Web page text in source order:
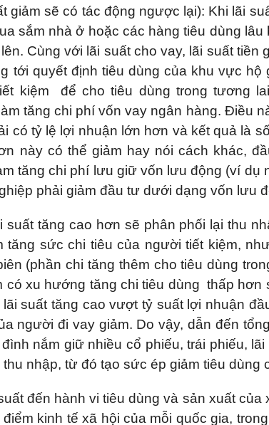
giảm sẽ có tác động ngược lại): Khi lãi
sắm nhà ở hoặc các hàng tiêu dùng lâu
Cùng với lãi suất cho vay, lãi suất tiền
tới quyết định tiêu dùng của khu vực
kiệm để cho tiêu dùng trong tương
tăng chi phí vốn vay ngân hàng. Điều
có tỷ lệ lợi nhuận lớn hơn và kết quả là
này có thể giảm hay nói cách khác,
tăng chi phí lưu giữ vốn lưu động (ví dụ
phải giảm đầu tư dưới dạng vốn lưu
suất tăng cao hơn sẽ phân phối lại thu
sức chi tiêu của người tiết kiệm,
(phần chi tăng thêm cho tiêu dùng
có xu hướng tăng chi tiêu dùng thấp hơn
suất tăng cao vượt tỷ suất lợi nhuận
người đi vay giảm. Do vậy, dẫn đến
nắm giữ nhiều cổ phiếu, trái phiếu,
nhập, từ đó tạo sức ép giảm tiêu dùng
đến hành vi tiêu dùng và sản xuất
kinh tế xã hội của mỗi quốc gia,